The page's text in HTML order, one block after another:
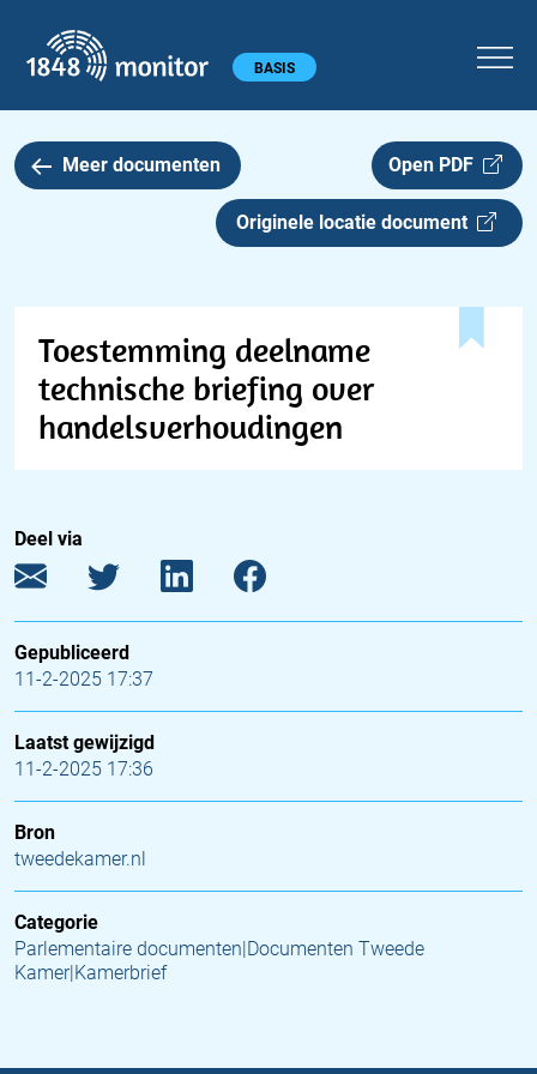
Hoofdmenu BASIS
Meer documenten Open PDF
Originele locatie document
Toestemming deelname
technische briefing over
handelsverhoudingen
Deel via
Gepubliceerd
11-2-2025 17:37
Laatst gewijzigd
11-2-2025 17:36
Bron
tweedekamer.nl
Categorie
Parlementaire documenten|Documenten Tweede
Kamer|Kamerbrief